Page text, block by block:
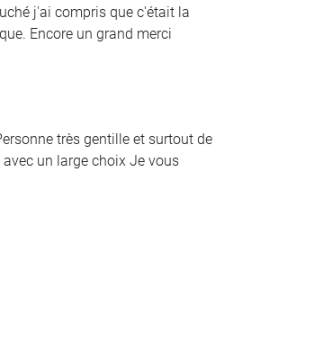
j'ai compris que c'était la
Encore un grand merci
très gentille et surtout de
un large choix Je vous